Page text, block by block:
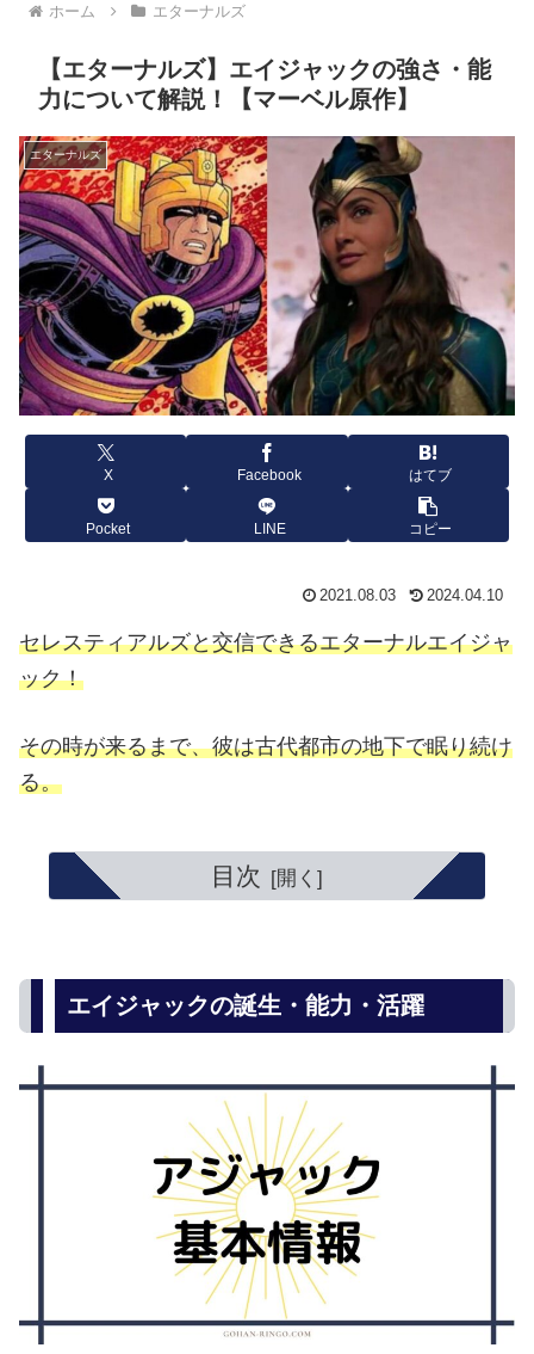
ホーム エターナルズ
【エターナルズ】エイジャックの強さ・能
力について解説！【マーベル原作】
エターナルズ
X Facebook はてブ
Pocket LINE コピー
2021.08.03 2024.04.10
セレスティアルズと交信できるエターナルエイジャ
ック！
その時が来るまで、彼は古代都市の地下で眠り続け
る。
目次
エイジャックの誕生・能力・活躍